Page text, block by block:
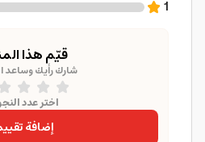
1
قيّم هذا
شارك رأيك وساعد
اختر عدد
إضافة